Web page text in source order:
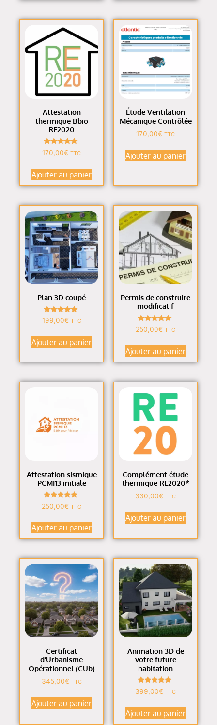
Attestation
thermique Bbio
RE2020
Note
4.90
170,00€ TTC
Ajouter au panier
Étude Ventilation
Mécanique Contrôlée
170,00€ TTC
Ajouter au panier
Plan 3D coupé
Note
5.00
199,00€ TTC
Ajouter au panier
Permis de construire
modificatif
Note
5.00
250,00€ TTC
Ajouter au panier
Attestation sismique
PCMI13 initiale
Note
5.00
250,00€ TTC
Ajouter au panier
Complément étude
thermique RE2020*
330,00€ TTC
Ajouter au panier
Certificat
d’Urbanisme
Opérationnel (CUb)
345,00€ TTC
Ajouter au panier
Animation 3D de
votre future
habitation
Note
4.80
399,00€ TTC
Ajouter au panier